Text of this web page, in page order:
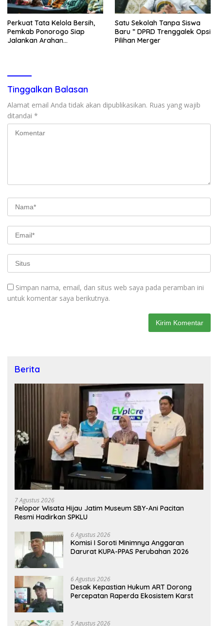
Perkuat Tata Kelola Bersih,
Pemkab Ponorogo Siap
Jalankan Arahan
Satu Sekolah Tanpa Siswa
Baru ” DPRD Trenggalek Opsi
Pilihan Merger
Tinggalkan Balasan
Alamat email Anda tidak akan dipublikasikan. Ruas yang wajib
ditandai *
Simpan nama, email, dan situs web saya pada peramban ini
untuk komentar saya berikutnya.
Berita
7 Agustus 2026
Pelopor Wisata Hijau Jatim Museum SBY-Ani Pacitan
Resmi Hadirkan SPKLU
6 Agustus 2026
Komisi I Soroti Minimnya Anggaran
Darurat KUPA-PPAS Perubahan 2026
6 Agustus 2026
Desak Kepastian Hukum ART Dorong
Percepatan Raperda Ekosistem Karst
5 Agustus 2026